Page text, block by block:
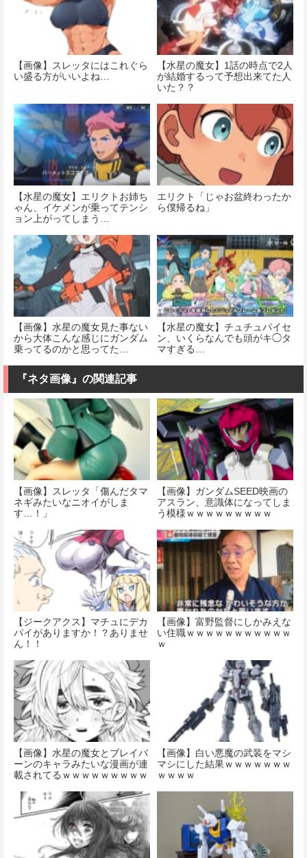
【画像】スレッタにはこれぐら
い盛る方がいいよね…
【水星の魔女】1話の時点で2人
が結婚するって予想出来てた人
いた？？
【水星の魔女】エリクトお姉ち
ゃん、イケメンが乗ってテンシ
ョン上がってしまう…
エリクト「じゃお盆終わったか
ら僕帰るね」
【画像】水星の魔女見た事ない
から大体こんな感じにガンダム
乗ってるのかと思ってた…
【水星の魔女】チュチュパイセ
ン、いくらなんでも頭がキ◯タ
マすぎる…
『ネタ画像』の関連記事
【画像】スレッタ「傷んだタマ
ネギみたいなニオイがしま
す…！」
【画像】ガンダムSEED映画の
アスラン、意識体になってしま
う模様ｗｗｗｗｗｗｗｗｗ
【ジークアクス】マチュにデカ
パイがありますか！？ありませ
ん！！
【画像】富野監督にしかみえな
い住職ｗｗｗｗｗｗｗｗｗｗｗ
ｗ
【画像】水星の魔女とブレイバ
ーンのキャラみたいな漫画が連
載されてるｗｗｗｗｗｗｗｗｗ
【画像】白い悪魔の武装をマシ
マシにした結果ｗｗｗｗｗｗｗ
ｗｗｗｗ